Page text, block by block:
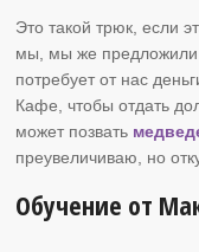
Это такой трюк, если
мы, мы же предложили
потребует от нас
Кафе, чтобы отдать
может позвать
преувеличиваю, но
Обучение от